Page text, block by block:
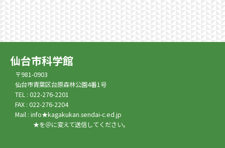
仙台市科学館
〒981-0903
仙台市青葉区台原森林公園4番1号
TEL : 022-276-2201
FAX : 022-276-2204
Mail : info★kagakukan.sendai-c.ed.jp
★を＠に変えて送信してください。